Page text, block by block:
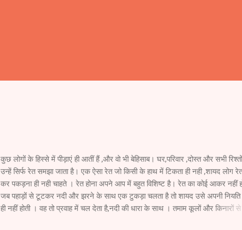
कुछ लोगों के हिस्से में पीड़ाएं ही आतीं हैं ,और वो भी बेहिसाब। घर,परिवार ,दोस्त और सभी
उन्हें सिर्फ रेत समझा जाता है। एक ऐसा रेत जो किसी के हाथ में टिकता ही नही ,शायद लोग
कर पकड़ना ही नही चाहते । रेत होना अपने आप में बहुत विशिष्ट है। रेत का कोई आकर नहीं
जब पहाड़ों से टूटकर नदी और झरने के साथ एक टुकड़ा चलता है तो शायद उसे अपनी नियति
ही नहीं होती । वह तो प्रवाह में चल देता है,नदी की धारा के साथ । तमाम कूलों और किनारों से